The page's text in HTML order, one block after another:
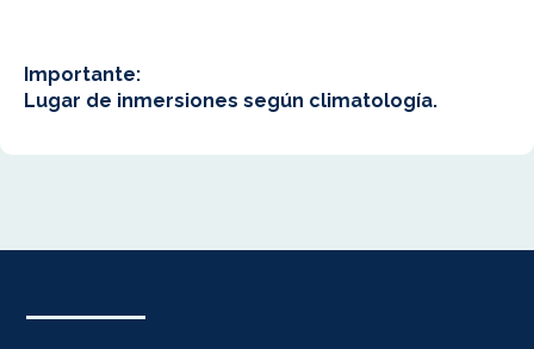
Importante:
Lugar de inmersiones según climatología.